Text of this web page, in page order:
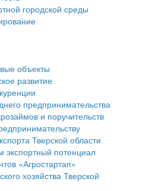
области
муниципального округа
ранее учтенных
субъектов малого и
субъектов малого и
городской среды
объекты
развитие
предпринимательства
и поручительств
Тверской области
потенциал
«Агростартап»
хозяйства Тверской